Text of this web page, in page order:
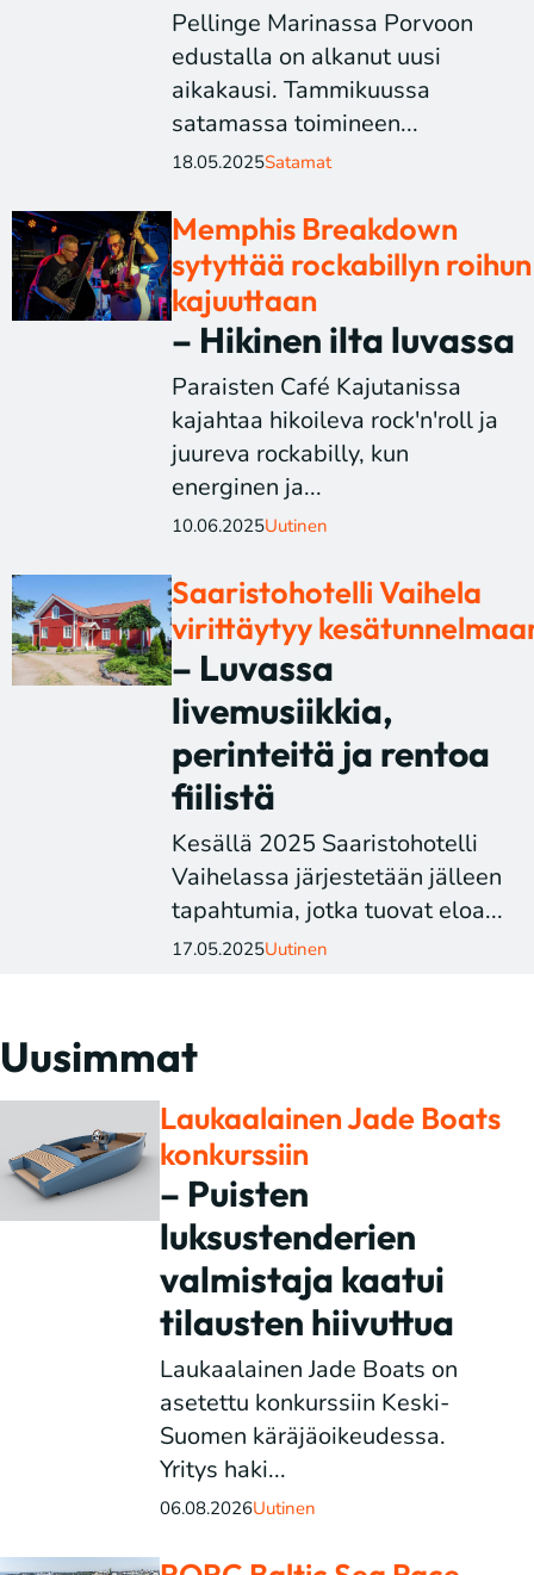
Pellinge Marinassa Porvoon
edustalla on alkanut uusi
aikakausi. Tammikuussa
satamassa toimineen...
18.05.2025Satamat
Memphis Breakdown
sytyttää rockabillyn roihun
kajuuttaan
– Hikinen ilta luvassa
Paraisten Café Kajutanissa
kajahtaa hikoileva rock'n'roll ja
juureva rockabilly, kun
energinen ja...
10.06.2025Uutinen
Saaristohotelli Vaihela
virittäytyy
– Luvassa
livemusiikkia,
perinteitä ja rentoa
fiilistä
Kesällä 2025 Saaristohotelli
Vaihelassa järjestetään jälleen
tapahtumia, jotka tuovat eloa...
17.05.2025Uutinen
Uusimmat
Laukaalainen Jade Boats
konkurssiin
– Puisten
luksustenderien
valmistaja kaatui
tilausten hiivuttua
Laukaalainen Jade Boats on
asetettu konkurssiin Keski-
Suomen käräjäoikeudessa.
Yritys haki...
06.08.2026Uutinen